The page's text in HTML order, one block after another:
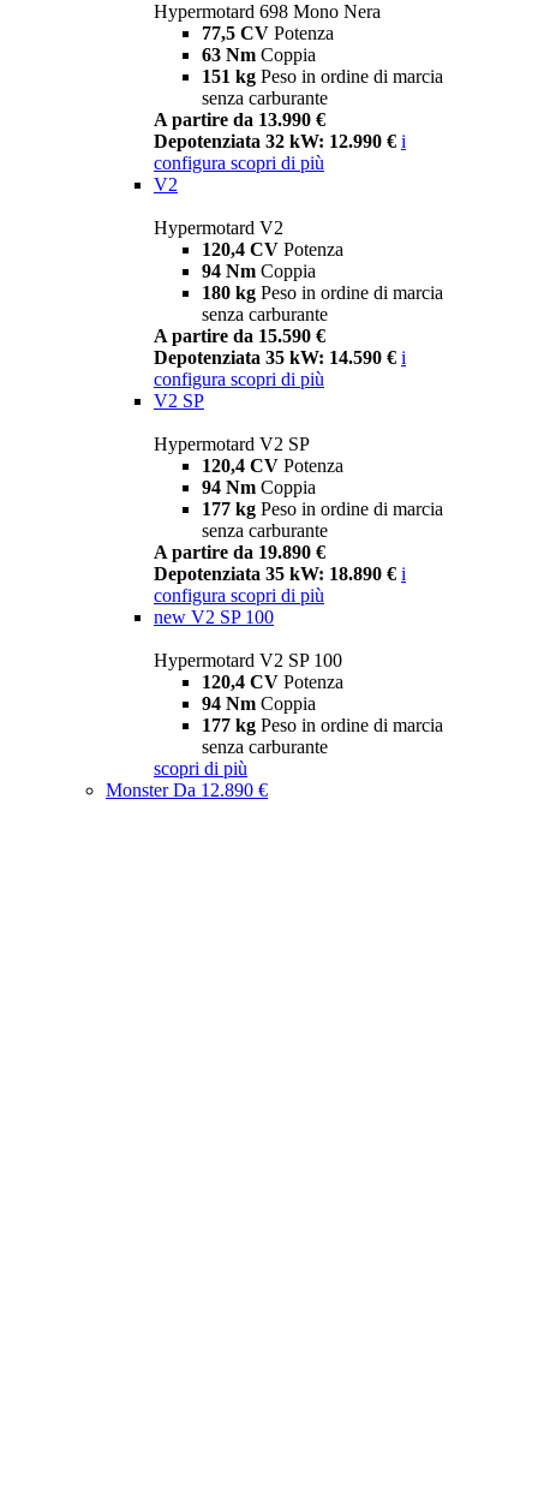
Hypermotard 698 Mono Nera
77,5 CV Potenza
63 Nm Coppia
151 kg Peso in ordine di marcia
senza carburante
A partire da 13.990 €
Depotenziata 32 kW: 12.990 € i
configura scopri di più
V2
Hypermotard V2
120,4 CV Potenza
94 Nm Coppia
180 kg Peso in ordine di marcia
senza carburante
A partire da 15.590 €
Depotenziata 35 kW: 14.590 € i
configura scopri di più
V2 SP
Hypermotard V2 SP
120,4 CV Potenza
94 Nm Coppia
177 kg Peso in ordine di marcia
senza carburante
A partire da 19.890 €
Depotenziata 35 kW: 18.890 € i
configura scopri di più
new V2 SP 100
Hypermotard V2 SP 100
120,4 CV Potenza
94 Nm Coppia
177 kg Peso in ordine di marcia
senza carburante
scopri di più
MonsterDa 12.890 €